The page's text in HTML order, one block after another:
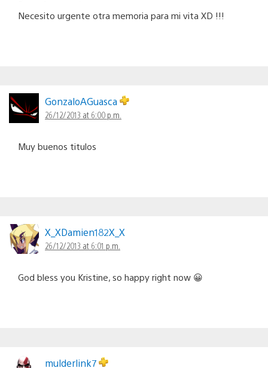
Necesito urgente otra memoria para mi vita XD !!!
GonzaloAGuasca
26/12/2013 at 6:00 p.m.
Muy buenos titulos
X_XDamien182X_X
26/12/2013 at 6:01 p.m.
God bless you Kristine, so happy right now 😀
mulderlink7